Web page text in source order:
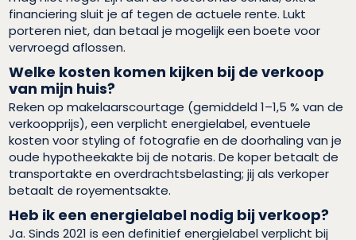
financiering sluit je af tegen de actuele rente. Lukt
porteren niet, dan betaal je mogelijk een boete voor
vervroegd aflossen.
Welke kosten komen kijken bij de verkoop
van mijn huis?
Reken op makelaarscourtage (gemiddeld 1–1,5 % van de
verkoopprijs), een verplicht energielabel, eventuele
kosten voor styling of fotografie en de doorhaling van je
oude hypotheekakte bij de notaris. De koper betaalt de
transportakte en overdrachtsbelasting; jij als verkoper
betaalt de royementsakte.
Heb ik een energielabel nodig bij verkoop?
Ja. Sinds 2021 is een definitief energielabel verplicht bij